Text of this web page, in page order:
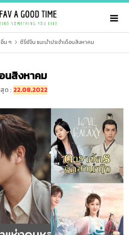
อื่น ๆ ซีรี่ย์จีน แนะนำประจำเดือนสิงหาคม
นสิงหาคม
ด : 22.08.2022